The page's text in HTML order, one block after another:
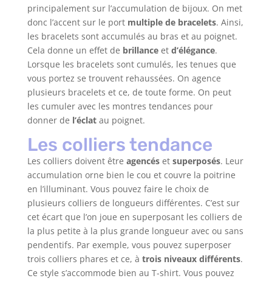
principalement sur l’accumulation de bijoux. On met
donc l’accent sur le port multiple de bracelets. Ainsi,
les bracelets sont accumulés au bras et au poignet.
Cela donne un effet de brillanceet d’élégance.
Lorsque les bracelets sont cumulés, les tenues que
vous portez se trouvent rehaussées. On agence
plusieurs bracelets et ce, de toute forme. On peut
les cumuler avec les montres tendances pour
donner de l’éclatau poignet.
Les colliers tendance
Les colliers doivent être agencéset superposés. Leur
accumulation orne bien le cou et couvre la poitrine
en l’illuminant. Vous pouvez faire le choix de
plusieurs colliers de longueurs différentes. C’est sur
cet écart que l’on joue en superposant les colliers de
la plus petite à la plus grande longueur avec ou sans
pendentifs. Par exemple, vous pouvez superposer
trois colliers phares et ce, à trois niveaux différents.
Ce style s’accommode bien au T-shirt. Vous pouvez